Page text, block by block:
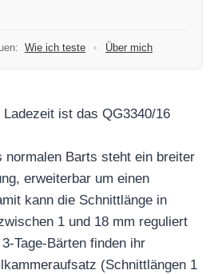
Wie ich teste • Über mich
ist das QG3340/16
normalen Barts steht ein breiter
erweiterbar um einen
kann die Schnittlänge in
1 und 18 mm reguliert
Tage-Bärten finden ihr
(Schnittlängen 1